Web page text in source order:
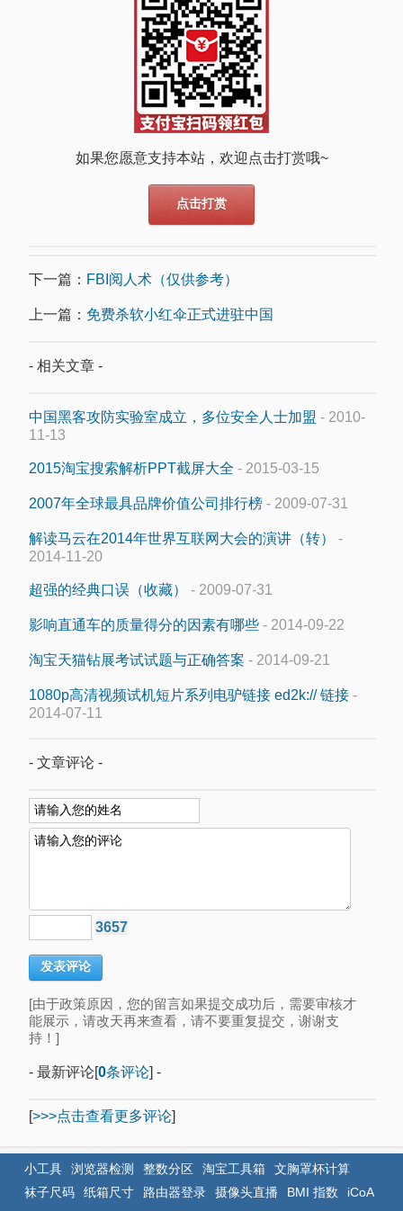
如果您愿意支持本站，欢迎点击打赏哦~
点击打赏
下一篇： FBI阅人术（仅供参考）
上一篇： 免费杀软小红伞正式进驻中国
- 相关文章 -
中国黑客攻防实验室成立，多位安全人士加盟 - 2010-
11-13
2015淘宝搜索解析PPT截屏大全 - 2015-03-15
2007年全球最具品牌价值公司排行榜 - 2009-07-31
解读马云在2014年世界互联网大会的演讲（转）
-
2014-11-20
超强的经典口误（收藏） - 2009-07-31
影响直通车的质量得分的因素有哪些 - 2014-09-22
淘宝天猫钻展考试试题与正确答案 - 2014-09-21
1080p高清视频试机短片系列电驴链接 ed2k:// 链接 -
2014-07-11
- 文章评论 -
3657
[由于政策原因，您的留言如果提交成功后，需要审核才
能展示，请改天再来查看，请不要重复提交，谢谢支
持！]
- 最新评论[0条评论] -
[>>>点击查看更多评论]
小工具 浏览器检测 整数分区 淘宝工具箱
文胸罩杯计算
袜子尺码
纸箱尺寸 路由器登录 摄像头直播 BMI 指数
iCoA